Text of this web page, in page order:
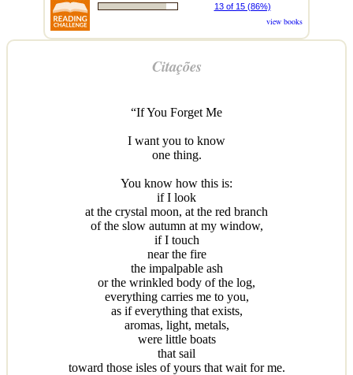
13 of 15 (86%)
view books
Citações
“If You Forget Me
I want you to know
one thing.
You know how this is:
if I look
at the crystal moon, at the red branch
of the slow autumn at my window,
if I touch
near the fire
the impalpable ash
or the wrinkled body of the log,
everything carries me to you,
as if everything that exists,
aromas, light, metals,
were little boats
that sail
toward those isles of yours that wait for me.